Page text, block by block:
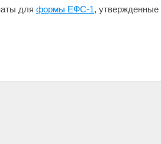
для формы ЕФС-1, утвержденные